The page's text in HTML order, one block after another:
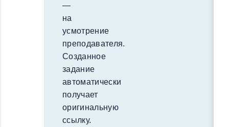
—
на
усмотрение
преподавателя.
Созданное
задание
автоматически
получает
оригинальную
ссылку.